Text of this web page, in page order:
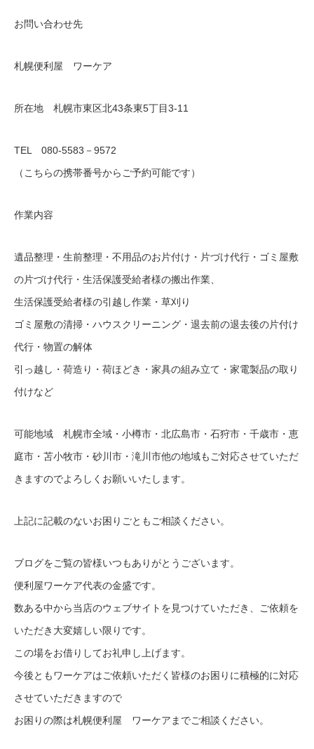
お問い合わせ先
札幌便利屋 ワーケア
所在地 札幌市東区北43条東5丁目3‐11
TEL 080‐5583－9572
（こちらの携帯番号からご予約可能です）
作業内容
遺品整理・生前整理・不用品のお片付け・片づけ代行・ゴミ屋敷
の片づけ代行・生活保護受給者様の搬出作業、
生活保護受給者様の引越し作業・草刈り
ゴミ屋敷の清掃・ハウスクリーニング・退去前の退去後の片付け
代行・物置の解体
引っ越し・荷造り・荷ほどき・家具の組み立て・家電製品の取り
付けなど
可能地域 札幌市全域・小樽市・北広島市・石狩市・千歳市・恵
庭市・苫小牧市・砂川市・滝川市他の地域もご対応させていただ
きますのでよろしくお願いいたします。
上記に記載のないお困りごともご相談ください。
ブログをご覧の皆様いつもありがとうございます。
便利屋ワーケア代表の金盛です。
数ある中から当店のウェブサイトを見つけていただき、ご依頼を
いただき大変嬉しい限りです。
この場をお借りしてお礼申し上げます。
今後ともワーケアはご依頼いただく皆様のお困りに積極的に対応
させていただきますので
お困りの際は札幌便利屋 ワーケアまでご相談ください。